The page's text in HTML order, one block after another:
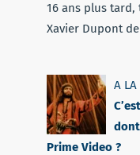
16 ans plus
Xavier Dupont
A LA
Prime Video ?